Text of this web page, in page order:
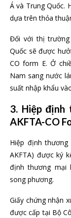
Á và Trung Quốc.
dựa trên thỏa
Đối với thị trường
Quốc sẽ được
CO form E. Ở
Nam sang nước
suất nhập khẩu
3. Hiệp định
AKFTA-CO
Hiệp định thương
AKFTA) được ký
định thương mại
song phương.
Giấy chứng nhận
được cấp tại Bộ